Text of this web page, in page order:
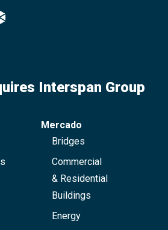
Interspan Group
Mercado
Bridges
Commercial
& Residential
Buildings
Energy